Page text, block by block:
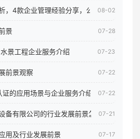
，4款企业管理经验分享，公司员工电脑核
08-02
景 07-28
景工程企业服务介绍 07-23
前景观察 07-22
的应用场景与企业服务介绍 07-22
备有限公司的行业发展前景怎样07-21
用及行业发展前景 07-17